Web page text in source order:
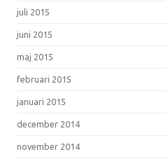
juli 2015
juni 2015
maj 2015
februari 2015
januari 2015
december 2014
november 2014